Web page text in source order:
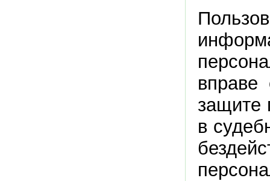
вправе
защите
в